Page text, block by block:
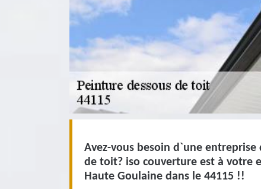
Avez-vous besoin d`une
de toit? iso couverture est à votre
Haute Goulaine dans le 44115 !!